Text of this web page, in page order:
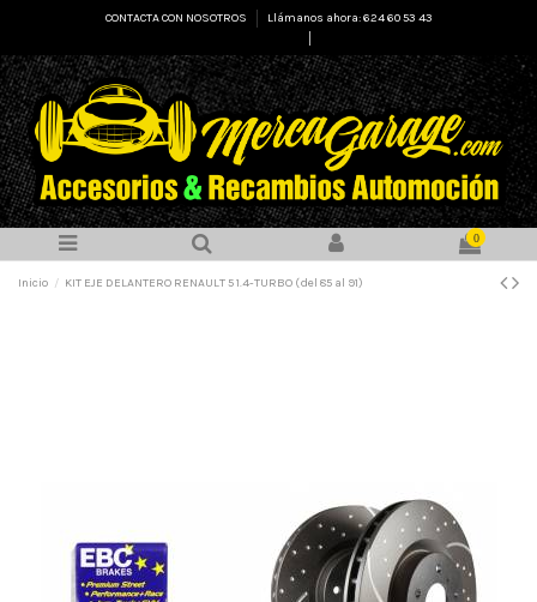
CONTACTA CON NOSOTROS
Llámanos ahora: 624 60 53 43
0
Inicio KIT EJE DELANTERO RENAULT 5 1.4-TURBO (del 85 al 91)